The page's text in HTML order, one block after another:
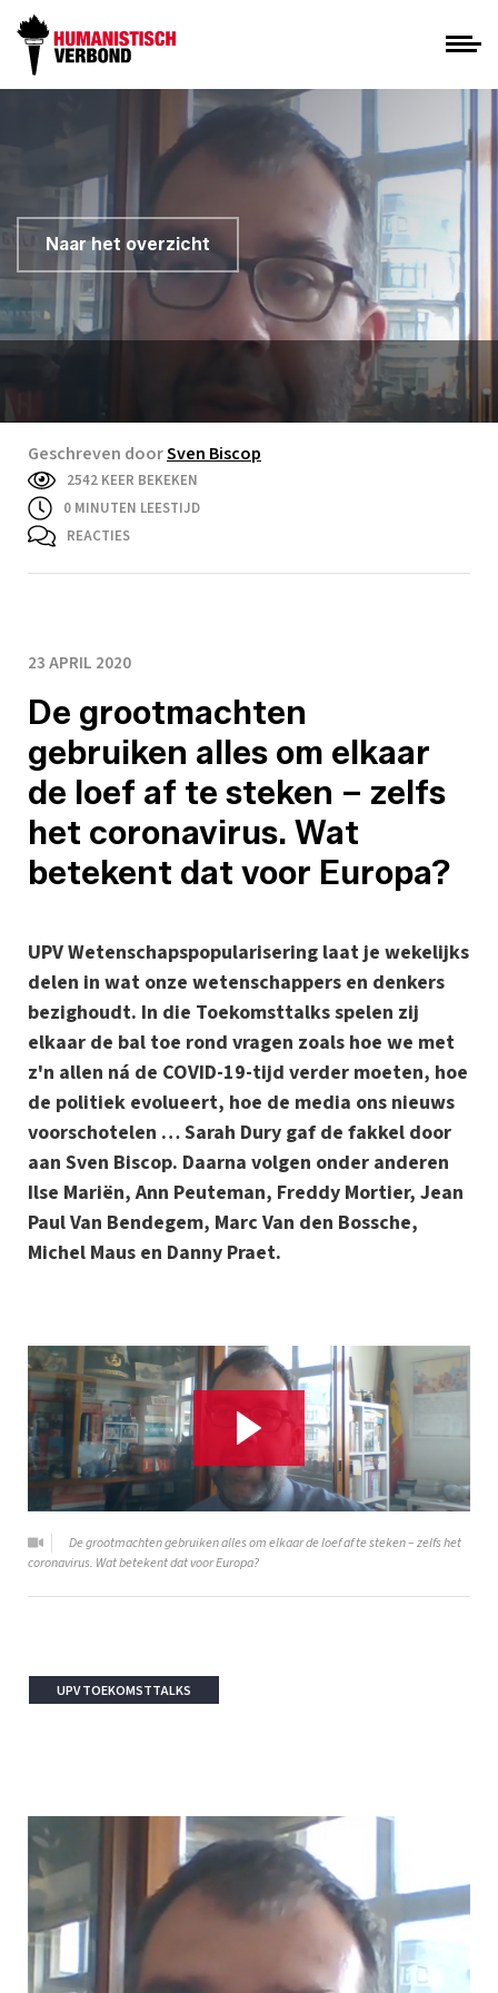
Naar het overzicht
Geschreven doorSven Biscop
2542 KEER BEKEKEN
0 MINUTEN LEESTIJD
REACTIES
23 APRIL 2020
De grootmachten
gebruiken alles om elkaar
de loef af te steken – zelfs
het coronavirus. Wat
betekent dat voor Europa?
UPV Wetenschapspopularisering laat je wekelijks
delen in wat onze wetenschappers en denkers
bezighoudt. In die Toekomsttalks spelen zij
elkaar de bal toe rond vragen zoals hoe we met
z'n allen ná de COVID-19-tijd verder moeten, hoe
de politiek evolueert, hoe de media ons nieuws
voorschotelen … Sarah Dury gaf de fakkel door
aan Sven Biscop. Daarna volgen onder anderen
Ilse Mariën, Ann Peuteman, Freddy Mortier, Jean
Paul Van Bendegem, Marc Van den Bossche,
Michel Maus en Danny Praet.
De grootmachten gebruiken alles om elkaar de loef af te steken – zelfs het
coronavirus. Wat betekent dat voor Europa?
UPV TOEKOMSTTALKS